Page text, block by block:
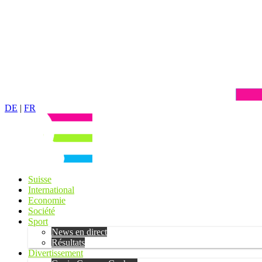
DE | FR
Suisse
International
Economie
Société
Sport
News en direct
Résultats
Divertissement